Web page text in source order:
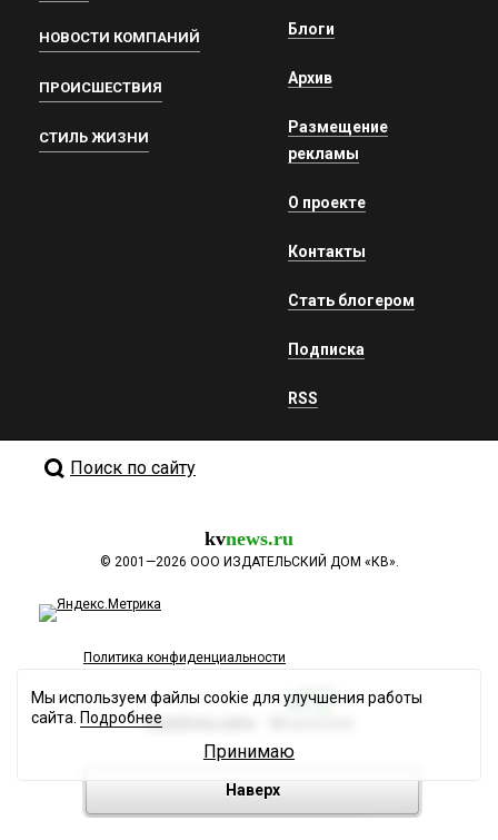
НОВОСТИ КОМПАНИЙ
ПРОИСШЕСТВИЯ
СТИЛЬ ЖИЗНИ
Блоги
Архив
Размещение
рекламы
О проекте
Контакты
Стать блогером
Подписка
RSS
Поиск по сайту
kvnews.ru
© 2001—2026 ООО ИЗДАТЕЛЬСКИЙ ДОМ «КВ».
Политика конфиденциальности
Разработка сайта
Наверх
Мы используем файлы cookie для улучшения работы
сайта. Подробнее
Принимаю